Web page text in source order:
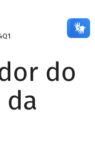
do
da